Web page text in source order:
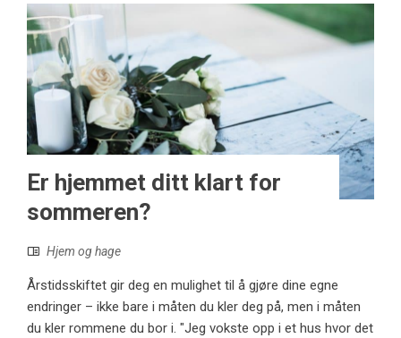
Er hjemmet ditt klart for
sommeren?
Hjem og hage
Årstidsskiftet gir deg en mulighet til å gjøre dine egne
endringer – ikke bare i måten du kler deg på, men i måten
du kler rommene du bor i. "Jeg vokste opp i et hus hvor det